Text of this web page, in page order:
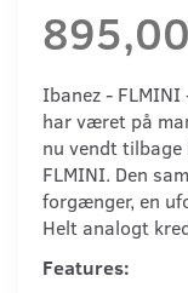
895,00
Ibanez - FLMINI
har været på
nu vendt tilbage
FLMINI. Den
forgænger, en
Helt analogt
Features: